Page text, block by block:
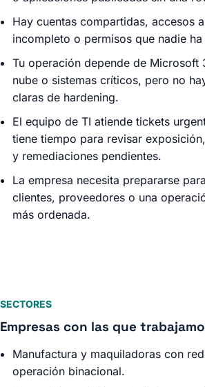
Hay cuentas compartidas, accesos
incompleto o permisos que nadie
Tu operación depende de Microsoft
nube o sistemas críticos, pero no
claras de hardening.
El equipo de TI atiende tickets
tiene tiempo para revisar
y remediaciones pendientes.
La empresa necesita prepararse
clientes, proveedores o una
más ordenada.
SECTORES
Empresas con las que
Manufactura y maquiladoras con
operación binacional.